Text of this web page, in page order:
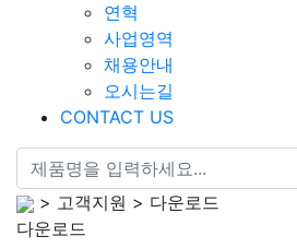
연혁
사업영역
채용안내
오시는길
CONTACT US
> 고객지원 > 다운로드
다운로드